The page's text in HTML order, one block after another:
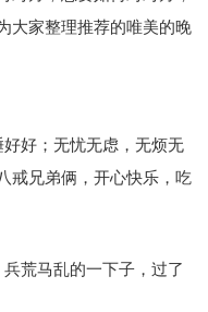
大家整理推荐的唯美的晚
好；无忧无虑，无烦无
戒兄弟俩，开心快乐，吃
荒马乱的一下子，过了